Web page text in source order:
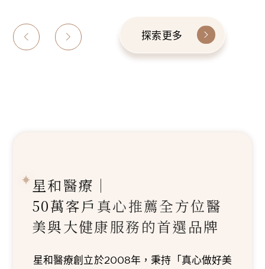
探索更多
星和醫療｜
50萬客戶真心推薦全方位醫
美與大健康服務的首選品牌
星和醫療創立於2008年，秉持「真心做好美